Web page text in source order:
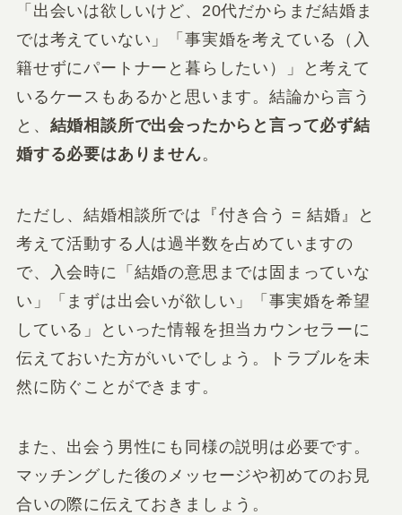
「出会いは欲しいけど、20代だからまだ結婚ま
では考えていない」「事実婚を考えている（入
籍せずにパートナーと暮らしたい）」と考えて
いるケースもあるかと思います。結論から言う
と、 結婚相談所で出会ったからと言って必ず結
婚する必要はありません。
ただし、結婚相談所では『付き合う = 結婚』と
考えて活動する人は過半数を占めていますの
で、入会時に「結婚の意思までは固まっていな
い」「まずは出会いが欲しい」「事実婚を希望
している」といった情報を担当カウンセラーに
伝えておいた方がいいでしょう。トラブルを未
然に防ぐことができます。
また、出会う男性にも同様の説明は必要です。
マッチングした後のメッセージや初めてのお見
合いの際に伝えておきましょう。